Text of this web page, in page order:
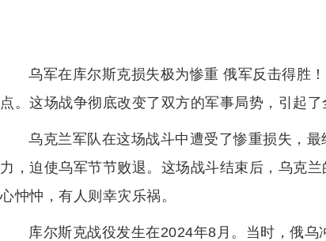
乌军在库尔斯克损失极为惨重 俄军反击得胜
点。这场战争彻底改变了双方的军事局势，引起了
乌克兰军队在这场战斗中遭受了惨重损失，
力，迫使乌军节节败退。这场战斗结束后，乌克
心忡忡，有人则幸灾乐祸。
库尔斯克战役发生在2024年8月。当时，俄